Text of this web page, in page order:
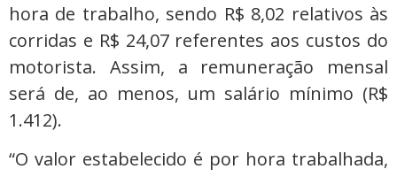
hora de trabalho, sendo R$ 8,02 relativos às
corridas e R$ 24,07 referentes aos custos do
motorista. Assim, a remuneração mensal
será de, ao menos, um salário mínimo (R$
1.412).
“O valor estabelecido é por hora trabalhada,